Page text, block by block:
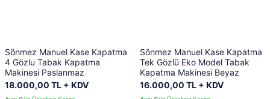
Sönmez Manuel Kase Kapatma
4 Gözlu Tabak Kapatma
Makinesi Paslanmaz
18.000,00 TL + KDV
Sönmez Manuel Kase Kapatma
Tek Gözlü Eko Model Tabak
Kapatma Makinesi Beyaz
16.000,00 TL + KDV